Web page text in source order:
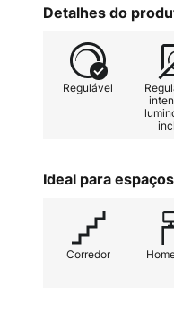
Detalhes do
Regulável
Ideal para espaços
Corredor